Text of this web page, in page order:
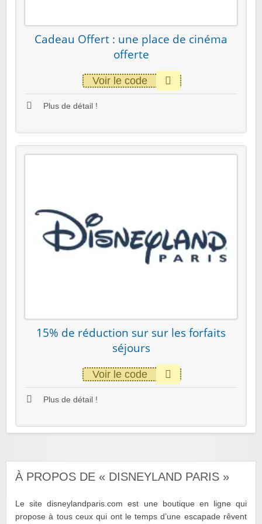
Cadeau Offert : une place de cinéma
offerte
Voir le code
Plus de détail !
15% de réduction sur sur les forfaits
séjours
Voir le code
Plus de détail !
À PROPOS DE « DISNEYLAND PARIS »
Le site disneylandparis.com est une boutique en ligne qui
propose à tous ceux qui ont le temps d’une escapade rêvent